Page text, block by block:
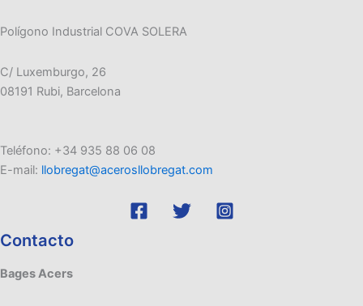
Polígono Industrial COVA SOLERA
C/ Luxemburgo, 26
08191 Rubi, Barcelona
Teléfono: +34 935 88 06 08
E-mail: llobregat@acerosllobregat.com
Contacto
Bages Acers